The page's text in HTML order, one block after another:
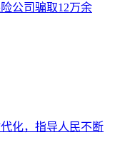
公司骗取12万余
化，指导人民不断